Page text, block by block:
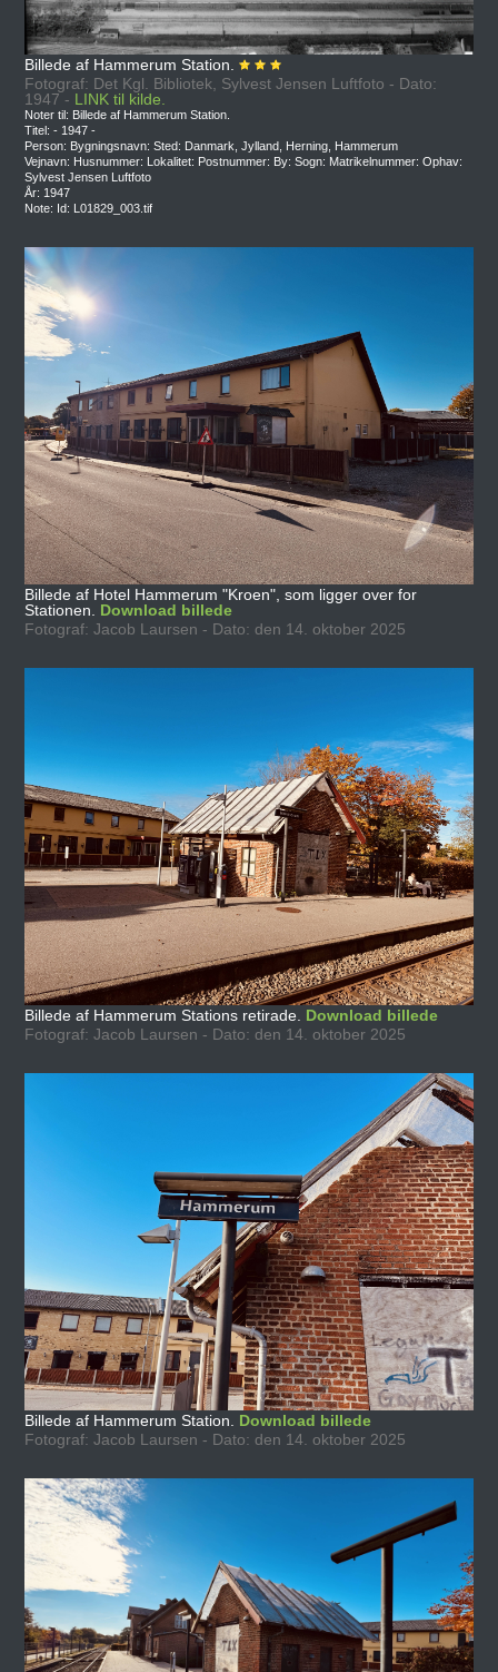
Billede af Hammerum Station.
Fotograf: Det Kgl. Bibliotek, Sylvest Jensen Luftfoto - Dato:
1947 - LINK til kilde.
Noter til: Billede af Hammerum Station.
Titel: - 1947 -
Person: Bygningsnavn: Sted: Danmark, Jylland, Herning, Hammerum
Vejnavn: Husnummer: Lokalitet: Postnummer: By: Sogn: Matrikelnummer: Ophav:
Sylvest Jensen Luftfoto
År: 1947
Note: Id: L01829_003.tif
Billede af Hotel Hammerum "Kroen", som ligger over for
Stationen. Download billede
Fotograf: Jacob Laursen - Dato: den 14. oktober 2025
Billede af Hammerum Stations retirade. Download billede
Fotograf: Jacob Laursen - Dato: den 14. oktober 2025
Billede af Hammerum Station. Download billede
Fotograf: Jacob Laursen - Dato: den 14. oktober 2025